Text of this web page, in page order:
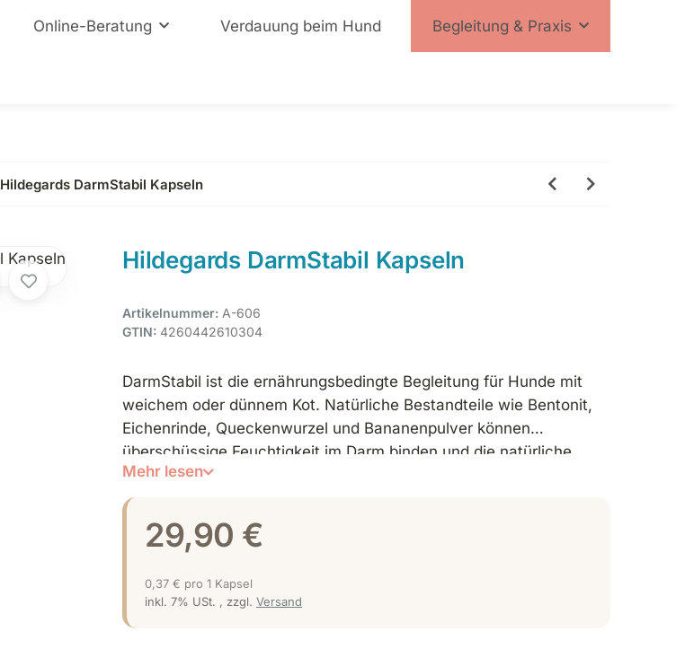
Online-Beratung Verdauung beim Hund Begleitung & Praxis
Hildegards DarmStabil Kapseln
Hildegards DarmStabil Kapseln
Artikelnummer: A-606
GTIN: 4260442610304
DarmStabil ist die ernährungsbedingte Begleitung für Hunde mit
weichem oder dünnem Kot. Natürliche Bestandteile wie Bentonit,
Eichenrinde, Queckenwurzel und Bananenpulver können
überschüssige Feuchtigkeit im Darm binden und die natürliche
Kotkonsistenz unterstützen – sanft, verträglich, einfach zu
dosieren.
Mehr lesen
29,90 €
0,37 € pro 1 Kapsel
inkl. 7% USt. , zzgl. Versand